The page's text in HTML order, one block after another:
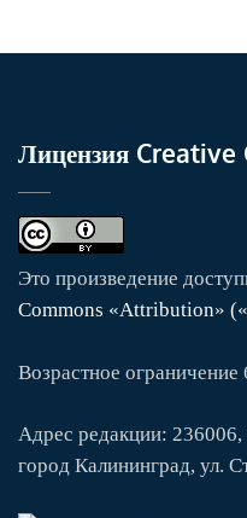
Лицензия
Это произведение
Commons «Attribution»
Возрастное ограничение
Адрес редакции: 236006,
город Калининград, ул.